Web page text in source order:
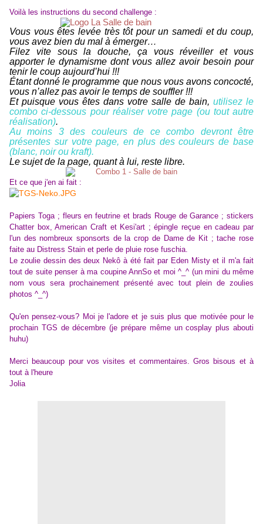
Voilà les instructions du second challenge :
Vous vous êtes levée très tôt pour un samedi et du coup,
vous avez bien du mal à émerger…
Filez vite sous la douche, ça vous réveiller et vous
apporter le dynamisme dont vous allez avoir besoin pour
tenir le coup aujourd’hui !!!
Étant donné le programme que nous vous avons concocté,
vous n’allez pas avoir le temps de souffler !!!
Et puisque vous êtes dans votre salle de bain, utilisez le
combo ci-dessous pour réaliser votre page (ou tout autre
réalisation).
Au moins 3 des couleurs de ce combo devront être
présentes sur votre page, en plus des couleurs de base
(blanc, noir ou kraft).
Le sujet de la page, quant à lui, reste libre.
Et ce que j'en ai fait :
Papiers Toga ; fleurs en feutrine et brads Rouge de Garance ; stickers
Chatter box, American Craft et Kesi'art ; épingle reçue en cadeau par
l'un des nombreux sponsorts de la crop de Dame de Kit ; tache rose
faite au Distress Stain et perle de pluie rose fuschia.
Le zoulie dessin des deux Nekô à été fait par Eden Misty et il m'a fait
tout de suite penser à ma coupine AnnSo et moi ^_^ (un mini du même
nom vous sera prochainement présenté avec tout plein de zoulies
photos ^_^)
Qu'en pensez-vous? Moi je l'adore et je suis plus que motivée pour le
prochain TGS de décembre (je prépare même un cosplay plus abouti
huhu)
Merci beaucoup pour vos visites et commentaires. Gros bisous et à
tout à l'heure
Jolia